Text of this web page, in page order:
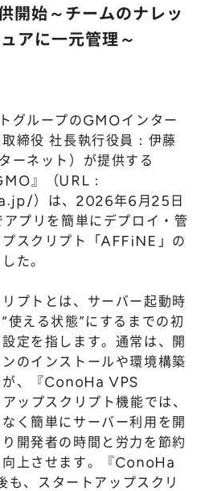
開始～チームのナレッ
アに一元管理～
グループのGMOインター
締役 社長執行役員：伊藤
ネット）が提供する
』（URL：
）は、2026年6月25日
アプリを簡単にデプロイ・管
スクリプト「AFFiNE」の
た。
プトとは、サーバー起動時
使える状態”にするまでの初
定を指します。通常は、開
のインストールや環境構築
が、『ConoHa VPS
ップスクリプト機能では、
く簡単にサーバー利用を開
開発者の時間と労力を節約
向上させます。『ConoHa
、スタートアップスクリ